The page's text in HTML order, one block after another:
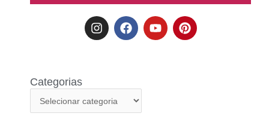
Categorias